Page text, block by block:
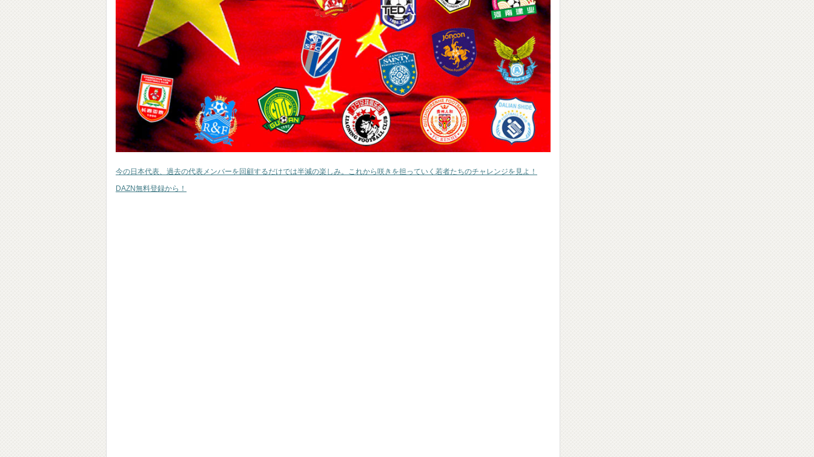
今の日本代表、過去の代表メンバーを回顧するだけでは半減の楽しみ。これから咲きを担っていく若者たちのチャレンジを見よ！
DAZN無料登録から！